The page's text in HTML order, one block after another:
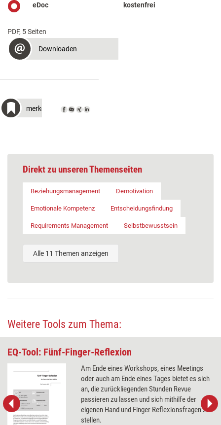
eDoc kostenfrei
PDF, 5 Seiten
Downloaden
merken
Direkt zu unseren Themenseiten
Beziehungsmanagement Demotivation
Emotionale Kompetenz Entscheidungsfindung
Requirements Management Selbstbewusstsein
Alle 11 Themen anzeigen
Weitere Tools zum Thema:
EQ-Tool: Fünf-Finger-Reflexion
Am Ende eines Workshops, eines Meetings
oder auch am Ende eines Tages bietet es sich
an, die zurückliegenden Stunden Revue
passieren zu lassen und sich mithilfe der
eigenen Hand und Finger Reflexionsfragen zu
stellen.